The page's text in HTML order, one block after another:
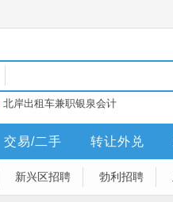
北岸出租车兼职银泉会计
交易/二手 转让外兑
新兴区招聘 勃利招聘